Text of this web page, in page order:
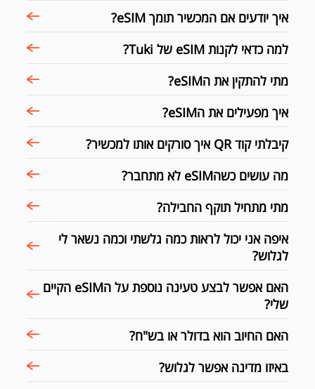
איך יודעים אם המכשיר תומך eSIM?
למה כדאי לקנות eSIM של Tuki?
מתי להתקין את הeSIM?
איך מפעילים את הeSIM?
קיבלתי קוד QR איך סורקים אותו למכשיר?
מה עושים כשהeSIM לא מתחבר?
מתי מתחיל תוקף החבילה?
איפה אני יכול לראות כמה גלשתי וכמה נשאר לי
לגלוש?
האם אפשר לבצע טעינה נוספת על הeSIM הקיים
שלי?
האם החיוב הוא בדולר או בש"ח?
באיזו מדינה אפשר לגלוש?